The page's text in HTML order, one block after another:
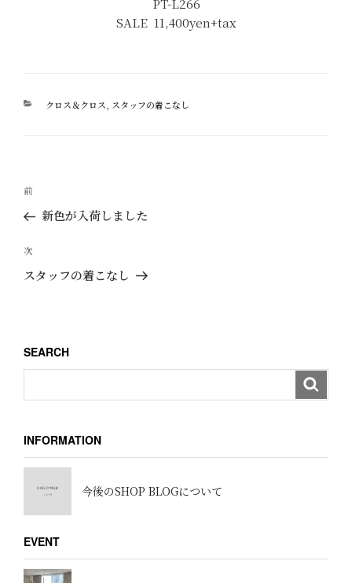
PT-L266
SALE 11,400yen+tax
カ
クロス＆クロス, スタッフの着こなし
投
ナ
ビ
ゲ
ン
過
去
投
稿
前
新色が入荷しました
次
の
次
スタッフの着こなし
SEARCH
INFORMATION
今後のSHOP BLOGについて
EVENT